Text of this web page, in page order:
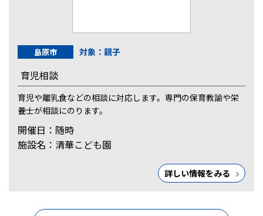
島原市 対象：親子
育児相談
育児や離乳食などの相談に対応します。専門の保育教諭や栄
養士が相談にのります。
開催日：随時
施設名：清華こども園
詳しい情報をみる